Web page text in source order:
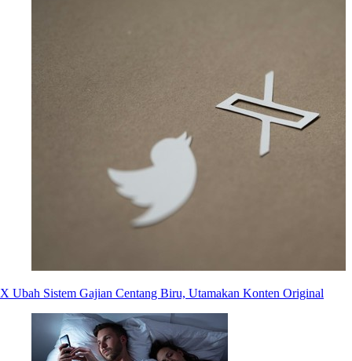
X Ubah Sistem Gajian Centang Biru, Utamakan Konten Original